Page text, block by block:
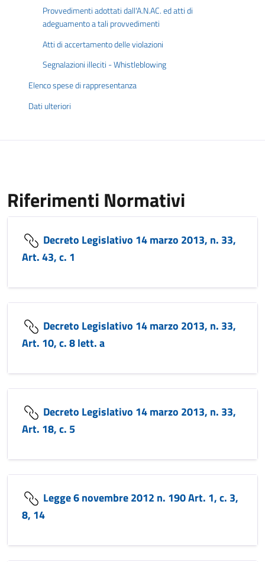
Provvedimenti adottati dall'A.N.AC. ed atti di
adeguamento a tali provvedimenti
Atti di accertamento delle violazioni
Segnalazioni illeciti - Whistleblowing
Elenco spese di rappresentanza
Dati ulteriori
Riferimenti Normativi
Decreto Legislativo 14 marzo 2013, n. 33,
Art. 43, c. 1
Decreto Legislativo 14 marzo 2013, n. 33,
Art. 10, c. 8 lett. a
Decreto Legislativo 14 marzo 2013, n. 33,
Art. 18, c. 5
Legge 6 novembre 2012 n. 190 Art. 1, c. 3,
8, 14